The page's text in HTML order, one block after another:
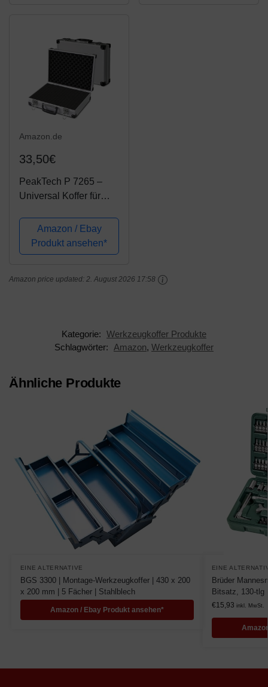
Amazon.de
33,50€
PeakTech P 7265 –
Universal Koffer für
Tragekoffer, Werkzeug
Aufbewahrung,
Würfelschaum Platten,
Polsterung,
Amazon / Ebay
Produkt ansehen*
Amazon price updated: 2. August 2026 17:58
Kategorie: Werkzeugkoffer Produkte
Schlagwörter:
Amazon, Werkzeugkoffer
Ähnliche Produkte
EINE ALTERNATIVE
BGS 3300 | Montage-Werkzeugkoffer | 430 x 200
x 200 mm | 5 Fächer | Stahlblech
Amazon / Ebay Produkt ansehen*
EINE
Brüder
Bitsatz, 130-tlg
€15,93 inkl. MwSt.